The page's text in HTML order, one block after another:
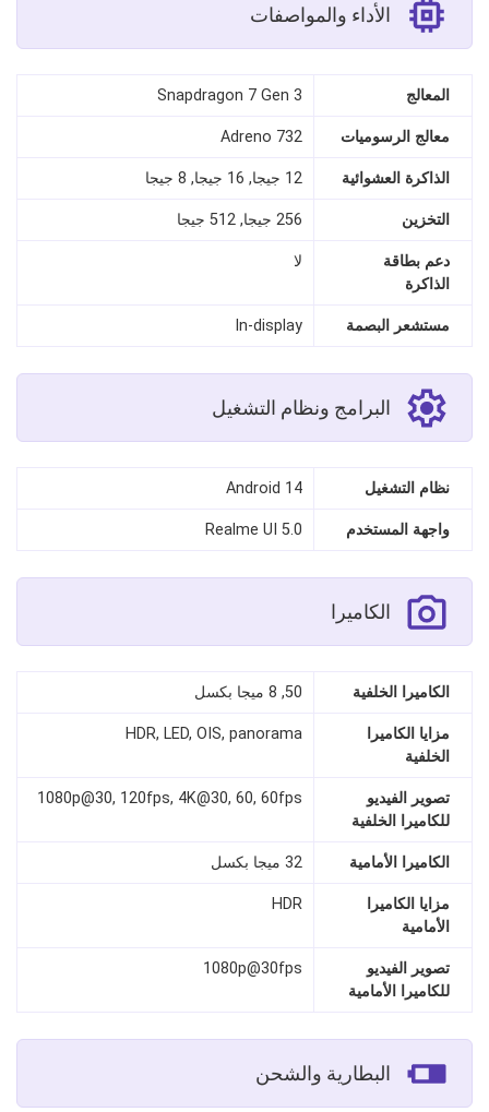
الأداء والمواصفات
المعالج Snapdragon 7 Gen 3
معالج الرسوميات Adreno 732
الذاكرة العشوائية 12 جيجا, 16 جيجا, 8 جيجا
التخزين 256 جيجا, 512 جيجا
دعم بطاقة
الذاكرة
لا
مستشعر البصمة In‑display
البرامج ونظام التشغيل
نظام التشغيل Android 14
واجهة المستخدم Realme UI 5.0
الكاميرا
الكاميرا الخلفية 50, 8 ميجا بكسل
مزايا الكاميرا
الخلفية
HDR, LED, OIS, panorama
تصوير الفيديو
للكاميرا الخلفية
1080p@30, 120fps, 4K@30, 60, 60fps
الكاميرا الأمامية 32 ميجا بكسل
مزايا الكاميرا
الأمامية
HDR
تصوير الفيديو
للكاميرا الأمامية
1080p@30fps
البطارية والشحن